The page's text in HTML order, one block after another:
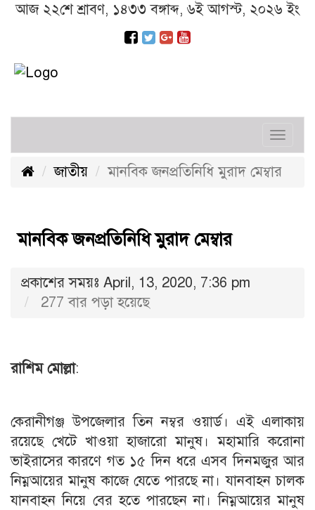
আজ ২২শে শ্রাবণ, ১৪৩৩ বঙ্গাব্দ, ৬ই আগস্ট, ২০২৬ ইং
জাতীয় মানবিক জনপ্রতিনিধি মুরাদ মেম্বার
মানবিক জনপ্রতিনিধি মুরাদ মেম্বার
প্রকাশের সময়ঃ April, 13, 2020, 7:36 pm
277 বার পড়া হয়েছে
রাশিম মোল্লা:
কেরানীগঞ্জ উপজেলার তিন নম্বর ওয়ার্ড। এই এলাকায়
রয়েছে খেটে খাওয়া হাজারো মানুষ। মহামারি করোনা
ভাইরাসের কারণে গত ১৫ দিন ধরে এসব দিনমজুর আর
নিম্নআয়ের মানুষ কাজে যেতে পারছে না। যানবাহন চালক
যানবাহন নিয়ে বের হতে পারছেন না। নিম্নআয়ের মানুষ